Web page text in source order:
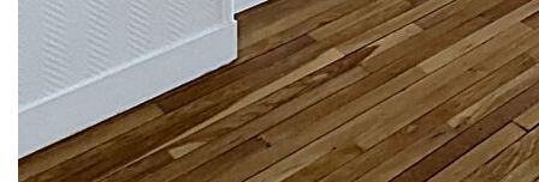
dont charges récupérables: €113/mois|Honoraires charge locataire: €621 TTC
dont honoraires d'état des lieux: €124 TTC|Dépôt de garantie: €988 78230 Le
Pecq | Surface habitable: 41.38m²
Nos honoraires Nous contacter
Diagnostics énergétiques